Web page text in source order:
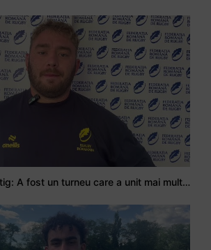
Stejarul Iulian Hartig: A fost un turneu care a unit mai mult echipa